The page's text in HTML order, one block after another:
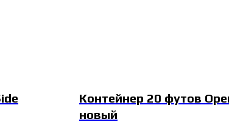
Контейнер 20 футов
новый